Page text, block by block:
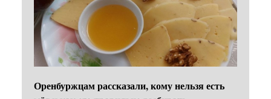
Оренбуржцам рассказали, кому нельзя есть